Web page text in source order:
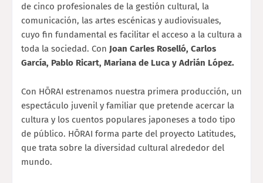
de cinco profesionales de la gestión cultural, la
comunicación, las artes escénicas y audiovisuales,
cuyo fin fundamental es facilitar el acceso a la cultura a
toda la sociedad. Con Joan Carles Roselló, Carlos
García, Pablo Ricart, Mariana de Luca y Adrián López.
Con HŌRAI estrenamos nuestra primera producción, un
espectáculo juvenil y familiar que pretende acercar la
cultura y los cuentos populares japoneses a todo tipo
de público. HŌRAI forma parte del proyecto Latitudes,
que trata sobre la diversidad cultural alrededor del
mundo.